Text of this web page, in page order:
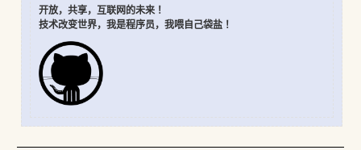
开放，共享，互联网的未来 ！
技术改变世界，我是程序员，我喂自己袋盐 ！